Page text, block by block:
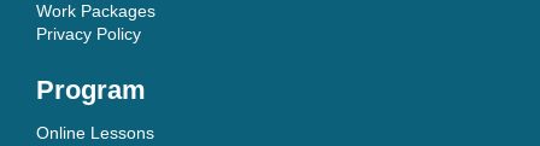
Work Packages
Privacy Policy
Program
Online Lessons